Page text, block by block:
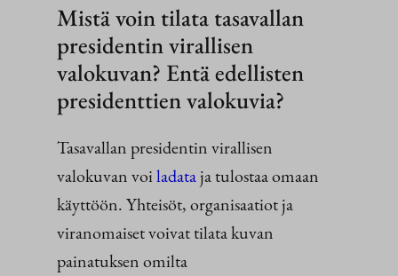
Mistä voin tilata tasavallan
presidentin virallisen
valokuvan? Entä edellisten
presidenttien valokuvia?
Tasavallan presidentin virallisen
valokuvan voiladataja tulostaa omaan
käyttöön. Yhteisöt, organisaatiot ja
viranomaiset voivat tilata kuvan
painatuksen omilta